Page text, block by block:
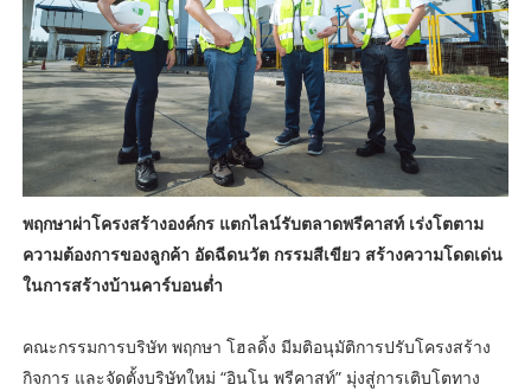
พฤกษาผ่าโครงสร้างองค์กร แตกไลน์รับตลาดพรีคาสท์ เร่งโตตาม
ความต้องการของลูกค้า อัดฉีดนวัต กรรมสีเขียว สร้างความโดดเด่น
ในการสร้างบ้านคาร์บอนต่ำ
คณะกรรมการบริษัท พฤกษา โฮลดิ้ง มีมติอนุมัติการปรับโครงสร้าง
กิจการ และจัดตั้งบริษัทใหม่ “อินโน พรีคาสท์” มุ่งสู่การเติบโตทาง